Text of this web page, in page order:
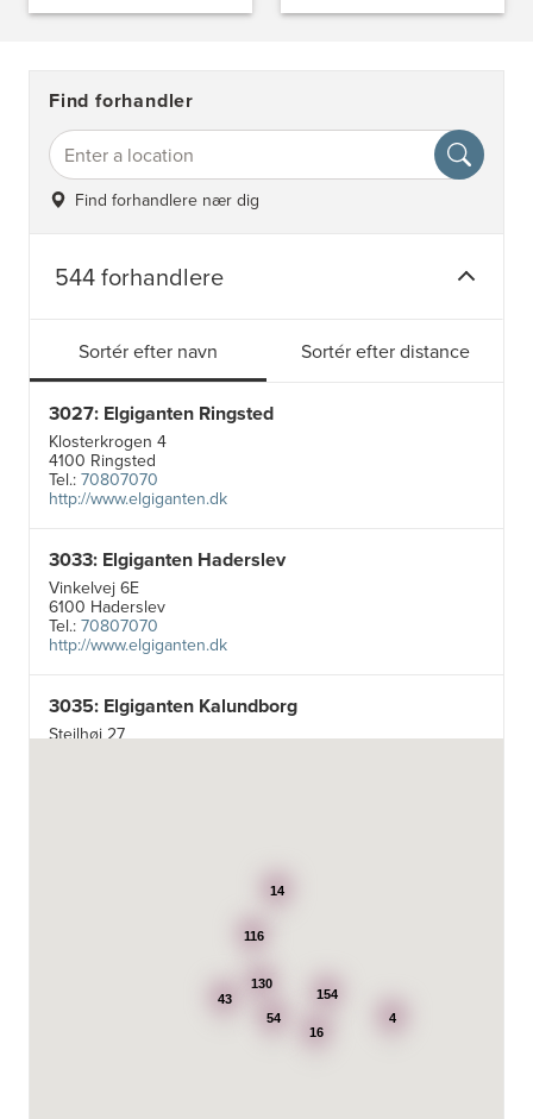
Find forhandler
Find forhandlere nær dig
544 forhandlere
Sortér efter navn Sortér efter distance
3027: Elgiganten Ringsted
Klosterkrogen 4
4100 Ringsted
Tel.:70807070
http://www.elgiganten.dk
3033: Elgiganten Haderslev
Vinkelvej 6E
6100 Haderslev
Tel.:70807070
http://www.elgiganten.dk
3035: Elgiganten Kalundborg
Stejlhøj 27
154
130
116
16
43
54
4
14